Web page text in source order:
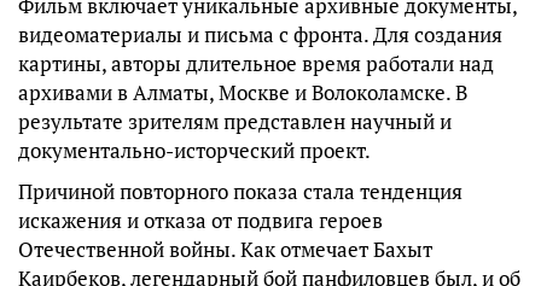
видеоматериалы и письма с фронта. Для создания
картины, авторы длительное время работали над
архивами в Алматы, Москве и Волоколамске. В
результате зрителям представлен научный и
документально-исторческий проект.
Причиной повторного показа стала тенденция
искажения и отказа от подвига героев
Отечественной войны. Как отмечает Бахыт
Каирбеков, легендарный бой панфиловцев был, и об